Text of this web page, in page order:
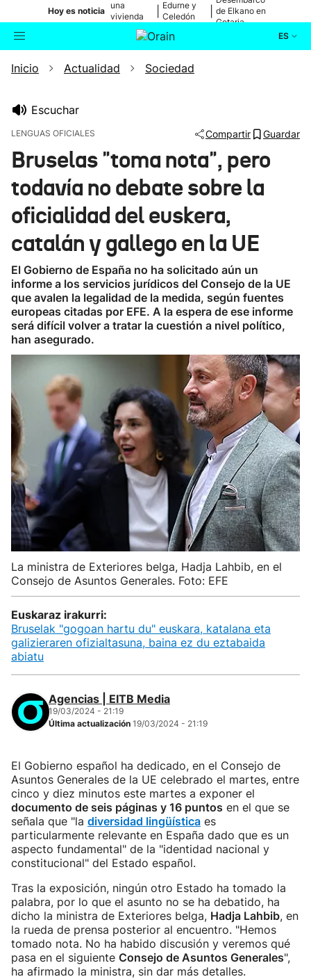
Hoy es noticia
una
vivienda
de Bilbao
Edurne y
Celedón
de Elkano en
Getaria
ES
Buscador Actualidad
Ikusmiran
Eguraldia
Inicio Actualidad Sociedad
Escuchar
LENGUAS OFICIALES Compartir Guardar
Bruselas "toma nota", pero
todavía no debate sobre la
oficialidad del euskera,
catalán y gallego en la UE
El Gobierno de España no ha solicitado aún un
informe a los servicios jurídicos del Consejo de la UE
que avalen la legalidad de la medida, según fuentes
europeas citadas por EFE. A la espera de ese informe
será difícil volver a tratar la cuestión a nivel político,
han asegurado.
La ministra de Exteriores belga, Hadja Lahbib, en el
Consejo de Asuntos Generales. Foto: EFE
Euskaraz irakurri:
Bruselak "gogoan hartu du" euskara, katalana eta
galizieraren ofizialtasuna, baina ez du eztabaida
abiatu
Agencias | EITB Media
19/03/2024 - 21:19
Última actualización 19/03/2024 - 21:19
El Gobierno español ha dedicado, en el Consejo de
Asuntos Generales de la UE celebrado el martes, entre
cinco y diez minutos este martes a exponer el
documento de seis páginas y 16 puntos en el que se
señala que "la diversidad lingüística es
particularmente relevante en España dado que es un
aspecto fundamental" de la "identidad nacional y
constitucional" del Estado español.
Tras la exposición, ningún otro Estado ha tomado la
palabra, por lo que el asunto no se ha debatido, ha
dicho la ministra de Exteriores belga, Hadja Lahbib, en
la rueda de prensa posterior al encuentro. "Hemos
tomado nota. No ha habido discusión y veremos qué
pasa en el siguiente Consejo de Asuntos Generales",
ha afirmado la ministra, sin dar más detalles.